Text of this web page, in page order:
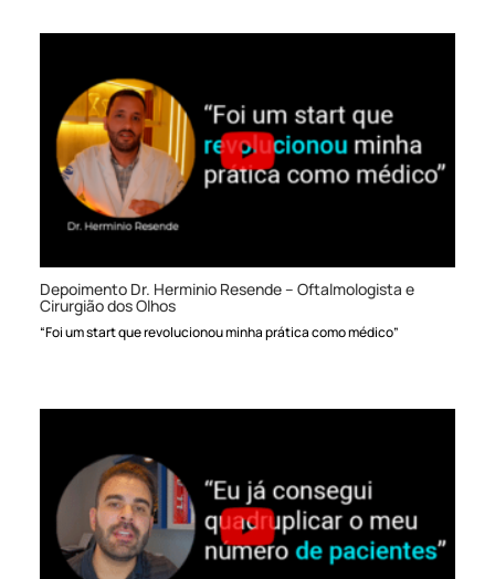
Depoimento Dr. Herminio Resende – Oftalmologista e
Cirurgião dos Olhos
“Foi um start que revolucionou minha prática como médico”